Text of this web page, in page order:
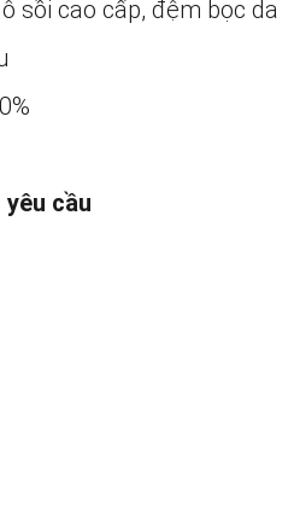
sồi cao cấp, đệm bọc da
cầu